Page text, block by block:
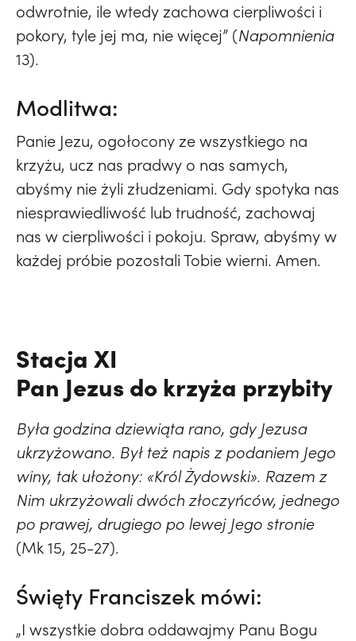
odwrotnie, ile wtedy zachowa cierpliwości i
pokory, tyle jej ma, nie więcej” (Napomnienia
13).
Modlitwa:
Panie Jezu, ogołocony ze wszystkiego na
krzyżu, ucz nas pradwy o nas samych,
abyśmy nie żyli złudzeniami. Gdy spotyka nas
niesprawiedliwość lub trudność, zachowaj
nas w cierpliwości i pokoju. Spraw, abyśmy w
każdej próbie pozostali Tobie wierni. Amen.
Stacja XI
Pan Jezus do krzyża przybity
Była godzina dziewiąta rano, gdy Jezusa
ukrzyżowano. Był też napis z podaniem Jego
winy, tak ułożony: «Król Żydowski». Razem z
Nim ukrzyżowali dwóch złoczyńców, jednego
po prawej, drugiego po lewej Jego stronie
(Mk 15, 25-27).
Święty Franciszek mówi:
„I wszystkie dobra oddawajmy Panu Bogu